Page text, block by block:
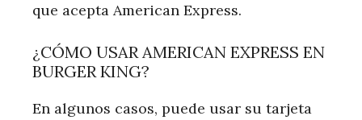
que acepta American Express.
¿CÓMO USAR AMERICAN EXPRESS EN
BURGER KING?
En algunos casos, puede usar su tarjeta